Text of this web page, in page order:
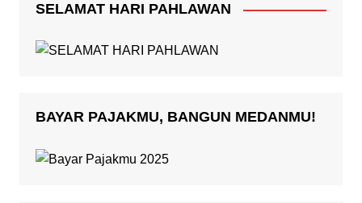
SELAMAT HARI PAHLAWAN
BAYAR PAJAKMU, BANGUN MEDANMU!